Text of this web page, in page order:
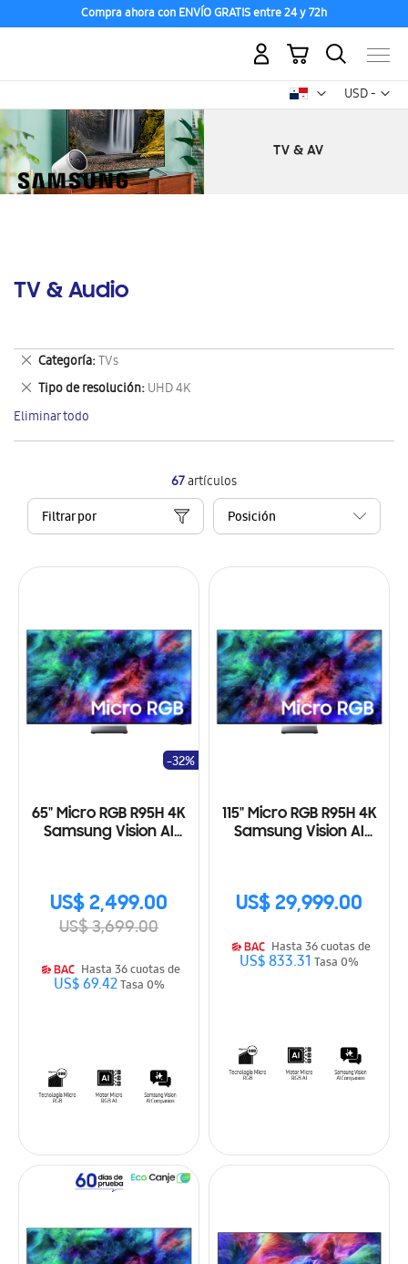
Compra ahora con ENVÍO GRATIS entre 24 y 72h
USD -
dólar
Mi carrito
TV & Audio
67artículos
Filtrar por
65" Micro RGB R95H 4K
Samsung Vision AI
US$ 2,499.00
US$ 3,699.00
-32%
Hasta 36 cuotas de
US$ 69.42Tasa 0%
115" Micro RGB R95H 4K
Samsung Vision AI
US$ 29,999.00
Hasta 36 cuotas de
US$ 833.31 Tasa 0%
Categoría TVs
Eliminar
este
artículo
Tipo de resolución UHD 4K
Eliminar
este
artículo
Eliminar todo